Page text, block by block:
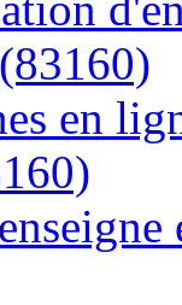
en